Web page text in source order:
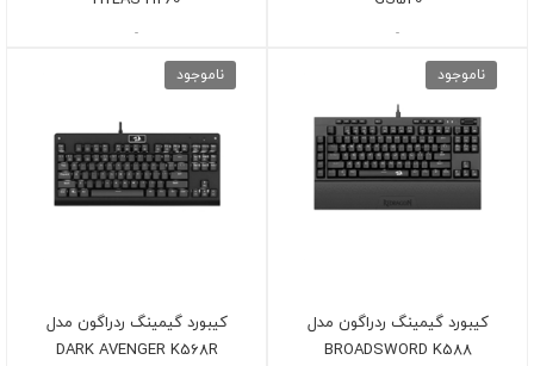
-
-
ناموجود
کیبورد گیمینگ ردراگون مدل
BROADSWORD K588
ناموجود
کیبورد گیمینگ ردراگون مدل
DARK AVENGER K568R